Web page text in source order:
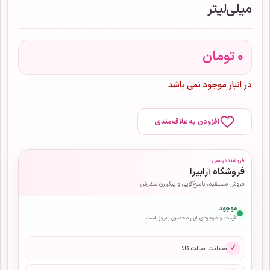
میلی‌لیتر
0تومان
در انبار موجود نمی باشد
افزودن به علاقه‌مندی
فروشنده رسمی
فروشگاه آرابیرا
فروش مستقیم، پاسخ‌گویی و پیگیری سفارش
موجود
قیمت و موجودی این محصول به‌روز است.
✓ ضمانت اصالت کالا